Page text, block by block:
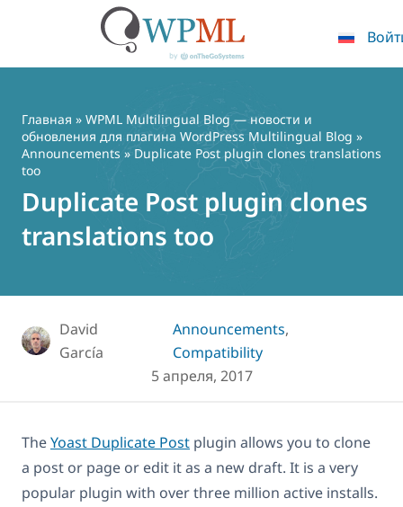
содержимому
Главная » WPML Multilingual Blog — новости и
обновления для плагина WordPress Multilingual Blog »
Announcements » Duplicate Post plugin clones translations
too
Duplicate Post plugin clones
translations too
David
García
Announcements,
Compatibility
5 апреля, 2017
TheYoast Duplicate Post plugin allows you to clone
a post or page or edit it as a new draft. It is a very
popular plugin with over three million active installs.